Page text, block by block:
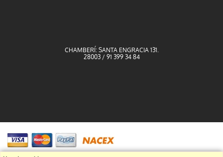
CHAMBERÍ: SANTA ENGRACIA 131.
28003 / 91 399 34 84